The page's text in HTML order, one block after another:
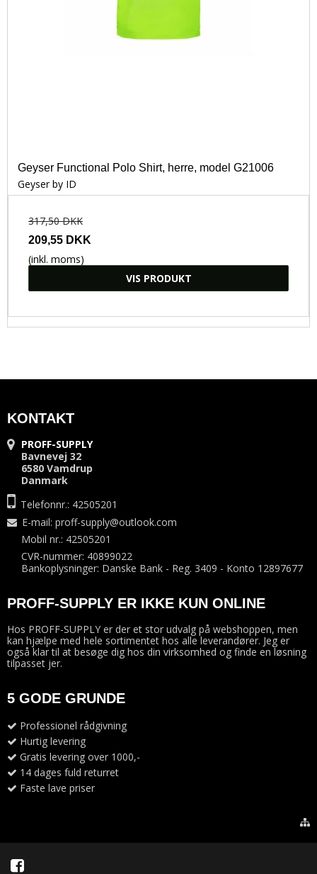
Geyser Functional Polo Shirt, herre, model G21006
Geyser by ID
317,50 DKK
209,55 DKK
(inkl. moms)
VIS PRODUKT
KONTAKT
PROFF-SUPPLY
Bavnevej 32
6580 Vamdrup
Danmark
Telefonnr.: 42505201
E-mail: proff-supply@outlook.com
Mobil nr.: 42505201
CVR-nummer: 40899022
Bankoplysninger: Danske Bank - Reg. 3409 - Konto 12897677
PROFF-SUPPLY ER IKKE KUN ONLINE
Hos PROFF-SUPPLY er der et stor udvalg på webshoppen, men
kan hjælpe med hele sortimentet hos alle leverandører. Jeg er
også klar til at besøge dig hos din virksomhed og finde en løsning
tilpasset jer.
5 GODE GRUNDE
Professionel rådgivning
Hurtig levering
Gratis levering over 1000,-
14 dages fuld returret
Faste lave priser